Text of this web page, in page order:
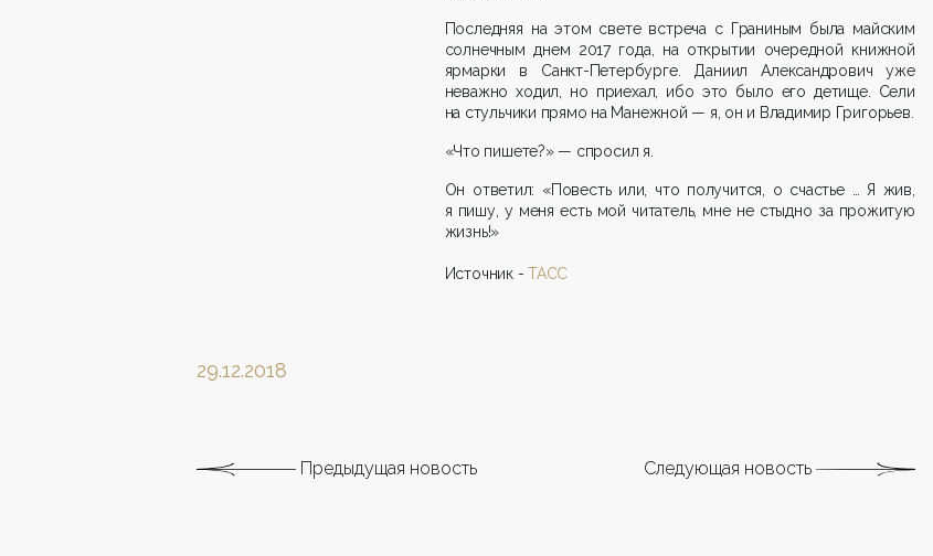
Последняя на этом свете встреча с Граниным была майским
солнечным днем 2017 года, на открытии очередной книжной
ярмарки в Санкт-Петербурге. Даниил Александрович уже
неважно ходил, но приехал, ибо это было его детище. Сели
на стульчики прямо на Манежной — я, он и Владимир Григорьев.
«Что пишете?» — спросил я.
Он ответил: «Повесть или, что получится, о счастье … Я жив,
я пишу, у меня есть мой читатель, мне не стыдно за прожитую
жизнь!»
Источник -ТАСС
29.12.2018
Предыдущая новость Следующая новость